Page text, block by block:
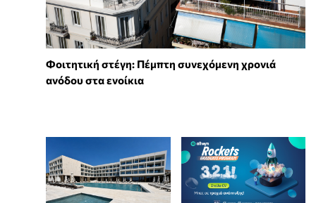
Φοιτητική στέγη: Πέμπτη συνεχόμενη χρονιά
ανόδου στα ενοίκια